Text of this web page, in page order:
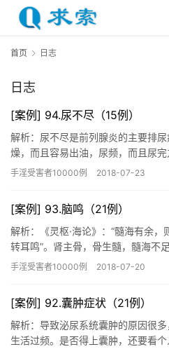
首页 日志
日志
[案例] 94.尿不尽（15例）
解析：尿不尽是前列腺炎的主要排
燥，而且容易出油，尿频，而且尿
来，记忆力下降，做事也不易集中，
手淫受害者10000例 2018-07-23
[案例] 93.脑鸣（21例）
解析：《灵枢·海论》：“髓海有余
转耳鸣”。肾主骨，骨生髓，髓海不
23岁撸了7年。断断续续的戒了2年
手淫受害者10000例 2018-07-20
[案例] 92.囊肿症状（21例）
解析：导致泌尿系统囊肿的原因很
生活过频。是否得上囊肿，还要看